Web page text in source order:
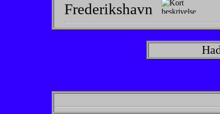
Frederikshavn